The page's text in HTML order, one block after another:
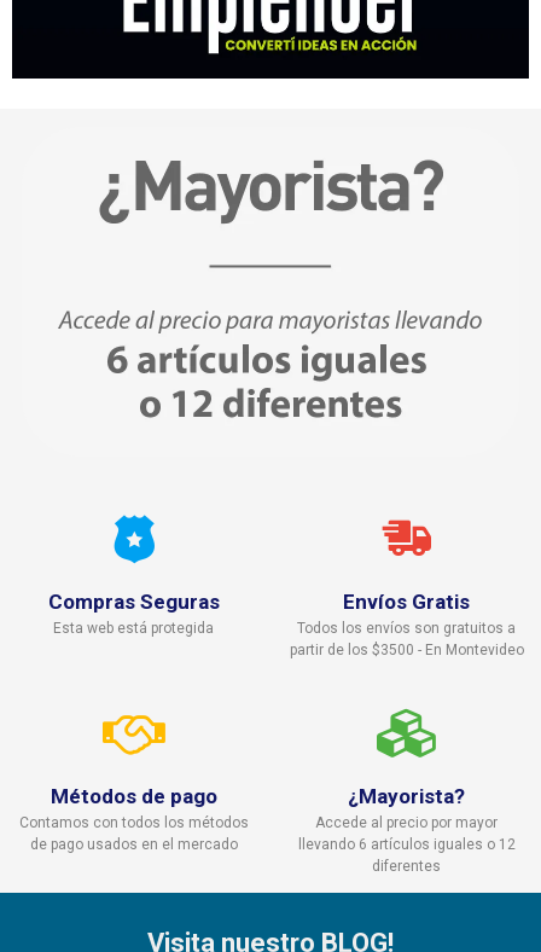
Compras Seguras
Esta web está protegida
Envíos Gratis
Todos los envíos son gratuitos a
partir de los $3500 - En Montevideo
Métodos de pago
Contamos con todos los métodos
de pago usados en el mercado
¿Mayorista?
Accede al precio por mayor
llevando 6 artículos iguales o 12
diferentes
Visita nuestro BLOG!